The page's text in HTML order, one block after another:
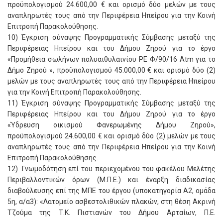
προϋπολογισμού 24.600,00 € και ορισμό δύο μελών με τους
αναπληρωτές τους από την Περιφέρεια Ηπείρου για την Κοινή
Επιτροπή Παρακολούθησης.
10) Έγκριση σύναψης Προγραμματικής Σύμβασης μεταξύ της
Περιφέρειας Ηπείρου και του Δήμου Ζηρού για το έργο
«Προμήθεια σωλήνων πολυαιθυλαινίου PE Φ/90/16 Atm για το
Δήμο Ζηρού », προϋπολογισμού 45.000,00 € και ορισμό δύο (2)
μελών με τους αναπληρωτές τους από την Περιφέρεια Ηπείρου
για την Κοινή Επιτροπή Παρακολούθησης.
11) Έγκριση σύναψης Προγραμματικής Σύμβασης μεταξύ της
Περιφέρειας Ηπείρου και του Δήμου Ζηρού για το έργο
«Ύδρευση οικισμού Φανερωμένης Δήμου Ζηρού»,
προϋπολογισμού 24.600,00 € και ορισμό δύο (2) μελών με τους
αναπληρωτές τους από την Περιφέρεια Ηπείρου για την Κοινή
Επιτροπή Παρακολούθησης.
12) .Γνωμοδότηση επί του περιεχομένου του φακέλου Μελέτης
Περιβαλλοντικών όρων (Μ.Π.Ε.) και έναρξη διαδικασίας
διαβούλευσης επί της ΜΠΕ του έργου (υποκατηγορία Α2, ομάδα
5η, α/α3): «Λατομείο ασβεστολιθικών πλακών, στη θέση Ακρινή
Τζούμα της Τ.Κ. Πιστιανών του Δήμου Αρταίων, Π.Ε.